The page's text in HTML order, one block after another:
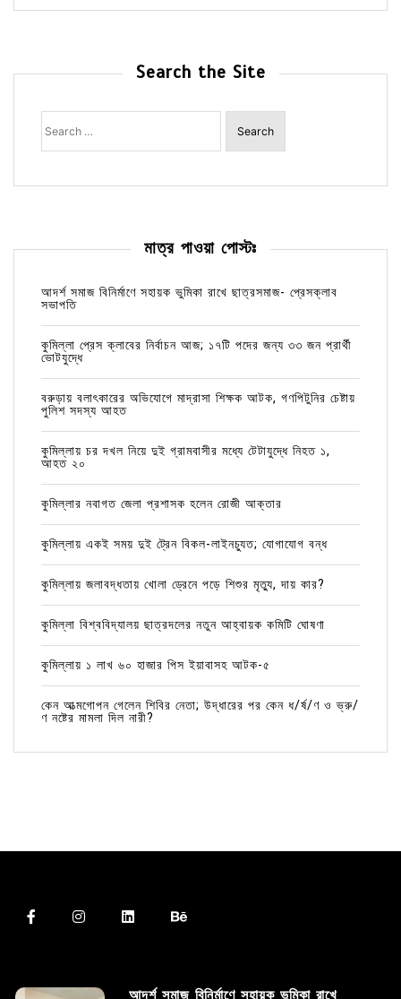
Search the Site
Search
for:
মাত্র পাওয়া পোস্টঃ
আদর্শ সমাজ বিনির্মাণে সহায়ক ভুমিকা রাখে ছাত্রসমাজ- প্রেসক্লাব
সভাপতি
কুমিল্লা প্রেস ক্লাবের নির্বাচন আজ; ১৭টি পদের জন্য ৩৩ জন প্রার্থী
ভোটযুদ্ধে
বরুড়ায় বলাৎকারের অভিযোগে মাদ্রাসা শিক্ষক আটক, গণপিটুনির চেষ্টায়
পুলিশ সদস্য আহত
কুমিল্লায় চর দখল নিয়ে দুই গ্রামবাসীর মধ্যে টেটাযুদ্ধে নিহত ১,
আহত ২০
কুমিল্লার নবাগত জেলা প্রশাসক হলেন রোজী আক্তার
কুমিল্লায় একই সময় দুই ট্রেন বিকল-লাইনচ্যুত; যোগাযোগ বন্ধ
কুমিল্লায় জলাবদ্ধতায় খোলা ড্রেনে পড়ে শিশুর মৃত্যু, দায় কার?
কুমিল্লা বিশ্ববিদ্যালয় ছাত্রদলের নতুন আহ্বায়ক কমিটি ঘোষণা
কুমিল্লায় ১ লাখ ৬০ হাজার পিস ইয়াবাসহ আটক-৫
কেন আত্মগোপন গেলেন শিবির নেতা; উদ্ধারের পর কেন ধ/র্ষ/ণ ও ভ্রু/
ণ নষ্টের মামলা দিল নারী?